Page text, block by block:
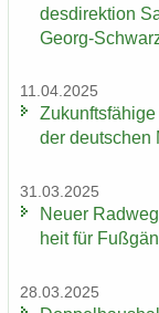
des­di­rek­ti­on
Georg-​
11.04.2025
der deut­schen
31.03.2025
Neuer
heit für
28.03.2025